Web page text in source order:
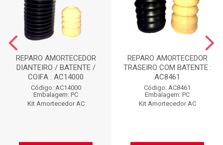
REPARO AMORTECEDOR
DIANTEIRO / BATENTE /
COIFA : AC14000
Código: AC14000
Embalagem: PC
Kit Amortecedor AC
REPARO AMORTECEDOR
TRASEIRO COM BATENTE :
AC8461
Código: AC8461
Embalagem: PC
Kit Amortecedor AC